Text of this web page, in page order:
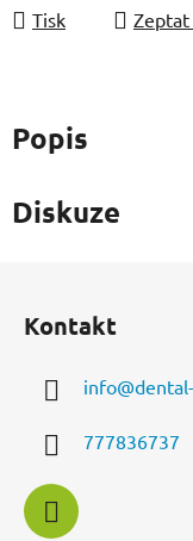
Tisk Zeptat
Popis
Diskuze
Kontakt
info@
777836737